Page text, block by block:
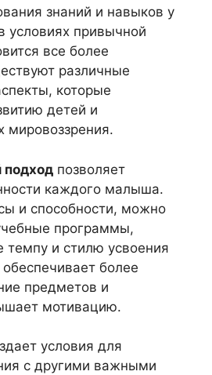
знаний и навыков у
условиях привычной
все более
различные
которые
детей и
мировоззрения.
подход позволяет
каждого малыша.
и способности, можно
программы,
темпу и стилю усвоения
более
предметов и
мотивацию.
условия для
с другими важными